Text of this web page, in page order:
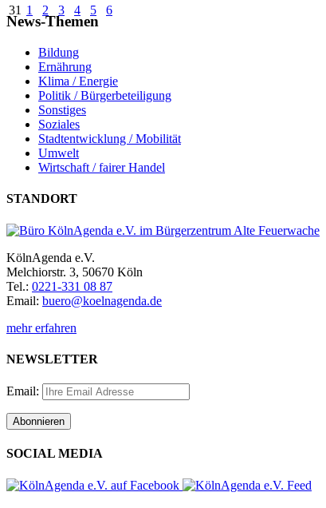
31 1 2 3 4 5 6
News-Themen
Bildung
Ernährung
Klima / Energie
Politik / Bürgerbeteiligung
Sonstiges
Soziales
Stadtentwicklung / Mobilität
Umwelt
Wirtschaft / fairer Handel
STANDORT
KölnAgenda e.V.
Melchiorstr. 3, 50670 Köln
Tel.: 0221-331 08 87
Email: buero@koelnagenda.de
mehr erfahren
NEWSLETTER
Email:
SOCIAL MEDIA